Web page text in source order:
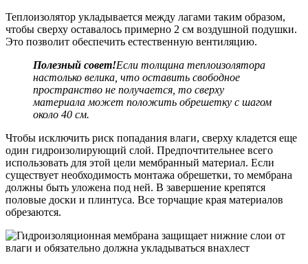
Теплоизолятор укладывается между лагами таким образом,
чтобы сверху оставалось примерно 2 см воздушной подушки.
Это позволит обеспечить естественную вентиляцию.
Полезный совет!Если толщина теплоизолятора
настолько велика, что оставить свободное
пространство не получается, то сверху
материала может положить обрешетку с шагом
около 40 см.
Чтобы исключить риск попадания влаги, сверху кладется еще
один гидроизолирующий слой. Предпочтительнее всего
использовать для этой цели мембранный материал. Если
существует необходимость монтажа обрешетки, то мембрана
должны быть уложена под ней. В завершение крепятся
половые доски и плинтуса. Все торчащие края материалов
обрезаются.